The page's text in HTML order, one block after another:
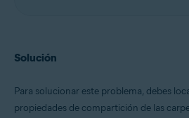
Solución
Para solucionar este problema, debes
propiedades de compartición de las